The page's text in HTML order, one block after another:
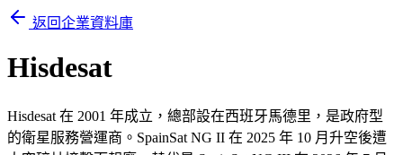
返回企業資料庫
Hisdesat
Hisdesat 在 2001 年成立，總部設在西班牙馬德里，是政府型
的衛星服務營運商。SpainSat NG II 在 2025 年 10 月升空後遭